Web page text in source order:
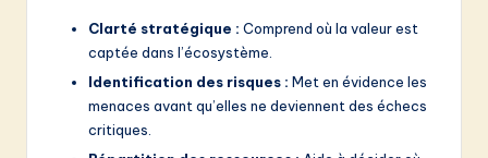
Clarté stratégique : Comprend où la valeur est
captée dans l’écosystème.
Identification des risques : Met en évidence les
menaces avant qu’elles ne deviennent des échecs
critiques.